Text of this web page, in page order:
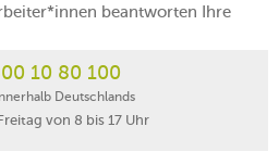
beantworten Ihre
10 80 100
Deutschlands
von 8 bis 17 Uhr